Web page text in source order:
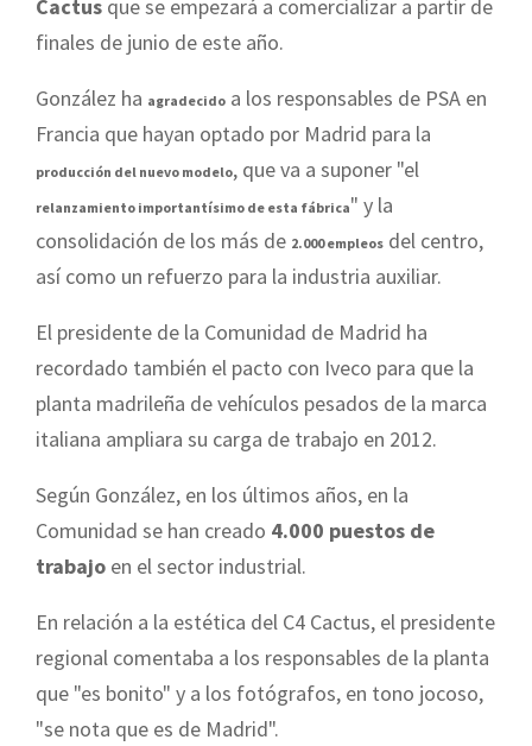
Cactus que se empezará a comercializar a partir de
finales de junio de este año.
González ha agradecido a los responsables de PSA en
Francia que hayan optado por Madrid para la
producción del nuevo modelo, que va a suponer "el
relanzamiento importantísimo de esta fábrica" y la
consolidación de los más de 2.000 empleos del centro,
así como un refuerzo para la industria auxiliar.
El presidente de la Comunidad de Madrid ha
recordado también el pacto con Iveco para que la
planta madrileña de vehículos pesados de la marca
italiana ampliara su carga de trabajo en 2012.
Según González, en los últimos años, en la
Comunidad se han creado 4.000 puestos de
trabajo en el sector industrial.
En relación a la estética del C4 Cactus, el presidente
regional comentaba a los responsables de la planta
que "es bonito" y a los fotógrafos, en tono jocoso,
"se nota que es de Madrid".